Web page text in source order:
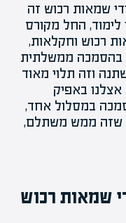
שמאות רכוש זה
לימוד, החל מקורס
רכוש וחקלאות,
בהסמכה ממשלתית
וזה תלוי מאוד
באפיק
5 תעודות הסמכה במסלול אחד,
שזה ממש משתלם,
שמאות רכוש